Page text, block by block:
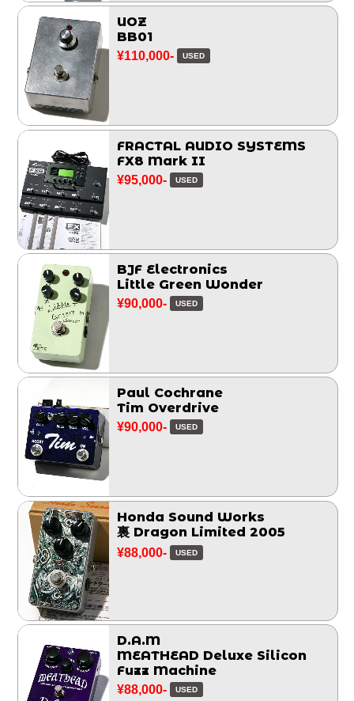
UOZ
BB01
¥110,000- USED
FRACTAL AUDIO SYSTEMS
FX8 Mark II
¥95,000- USED
BJF Electronics
Little Green Wonder
¥90,000- USED
Paul Cochrane
Tim Overdrive
¥90,000- USED
Honda Sound Works
裏 Dragon Limited 2005
¥88,000- USED
D.A.M
MEATHEAD Deluxe Silicon
Fuzz Machine
¥88,000- USED